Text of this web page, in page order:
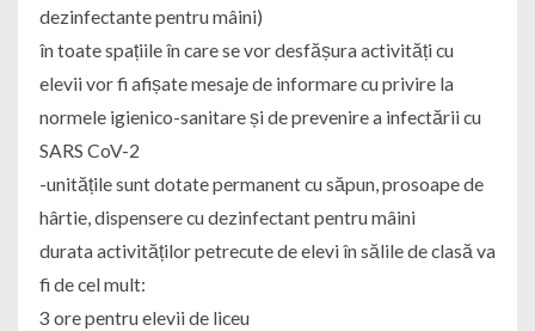
dezinfectante pentru mâini)
în toate spațiile în care se vor desfășura activități cu
elevii vor fi afișate mesaje de informare cu privire la
normele igienico-sanitare și de prevenire a infectării cu
SARS CoV-2
-unitățile sunt dotate permanent cu săpun, prosoape de
hârtie, dispensere cu dezinfectant pentru mâini
durata activităților petrecute de elevi în sălile de clasă va
fi de cel mult:
3 ore pentru elevii de liceu